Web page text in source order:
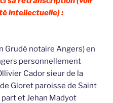
intellectuelle) :
Grudé notaire Angers) en
personnellement
Cador sieur de la
Gloret paroisse de Saint
part et Jehan Madyot